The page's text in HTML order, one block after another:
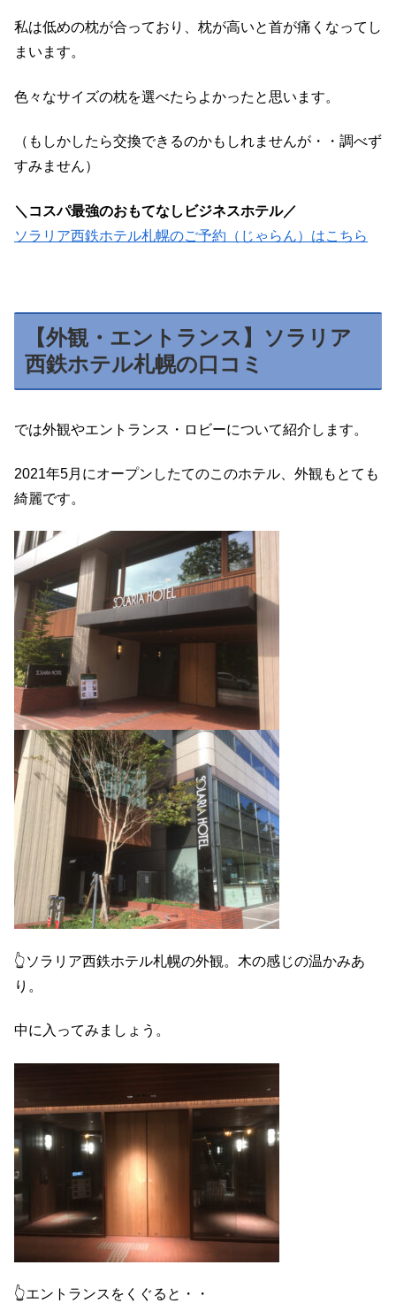
私は低めの枕が合っており、枕が高いと首が痛くなってし
まいます。
色々なサイズの枕を選べたらよかったと思います。
（もしかしたら交換できるのかもしれませんが・・調べず
すみません）
＼コスパ最強のおもてなしビジネスホテル／
ソラリア西鉄ホテル札幌のご予約（じゃらん）はこちら
【外観・エントランス】ソラリア
西鉄ホテル札幌の口コミ
では外観やエントランス・ロビーについて紹介します。
2021年5月にオープンしたてのこのホテル、外観もとても
綺麗です。
👆ソラリア西鉄ホテル札幌の外観。木の感じの温かみあ
り。
中に入ってみましょう。
👆エントランスをくぐると・・